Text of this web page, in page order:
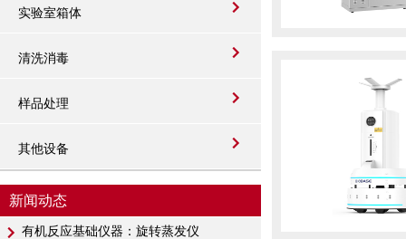
实验室箱体
清洗消毒
样品处理
其他设备
新闻动态
有机反应基础仪器：旋转蒸发仪